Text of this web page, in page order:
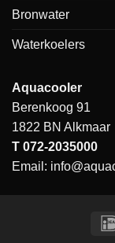
Bronwater
Waterkoelers
Aquacooler
Berenkoog 91
1822 BN Alkmaar
T 072-2035000
Email: